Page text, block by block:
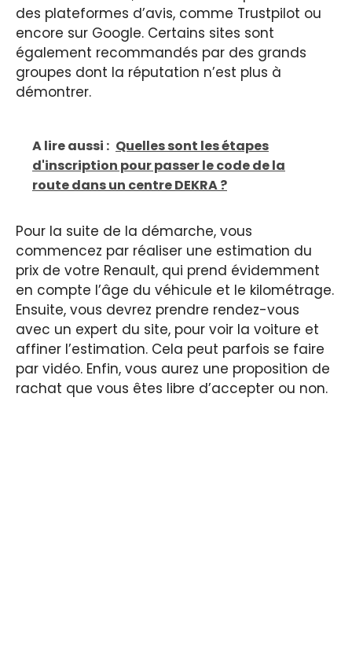
des plateformes d’avis, comme Trustpilot ou
encore sur Google. Certains sites sont
également recommandés par des grands
groupes dont la réputation n’est plus à
démontrer.
A lire aussi : Quelles sont les étapes
d'inscription pour passer le code de la
route dans un centre DEKRA ?
Pour la suite de la démarche, vous
commencez par réaliser une estimation du
prix de votre Renault, qui prend évidemment
en compte l’âge du véhicule et le kilométrage.
Ensuite, vous devrez prendre rendez-vous
avec un expert du site, pour voir la voiture et
affiner l’estimation. Cela peut parfois se faire
par vidéo. Enfin, vous aurez une proposition de
rachat que vous êtes libre d’accepter ou non.